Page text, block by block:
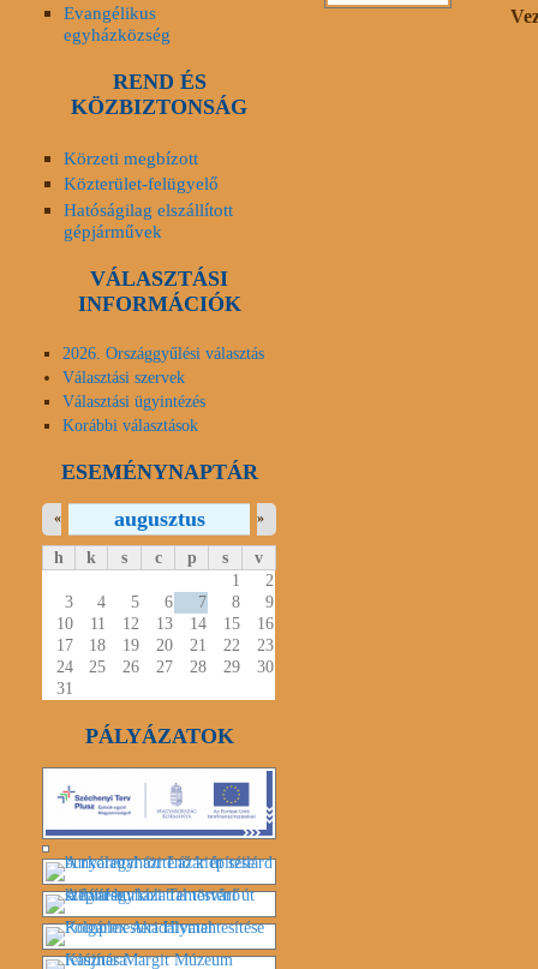
Evangélikus
egyházközség
REND ÉS
KÖZBIZTONSÁG
Körzeti megbízott
Közterület-felügyelő
Hatóságilag elszállított
gépjárművek
VÁLASZTÁSI
INFORMÁCIÓK
2026. Országgyűlési választás
Választási szervek
Választási ügyintézés
Korábbi választások
ESEMÉNYNAPTÁR
augusztus
« »
h k s c p s
v
1
2
3
4 5 6 7 8
9
10
11 12 13 14 15
16
17
18 19 20 21 22
23
24
25 26 27 28 29
30
31
PÁLYÁZATOK